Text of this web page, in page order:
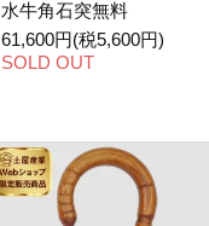
水牛角石突無料
61,600円(税5,600円)
SOLD OUT